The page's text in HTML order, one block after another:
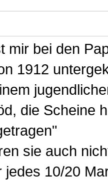
mir bei den
1912
die Scheine
sie auch
jedes 10/20